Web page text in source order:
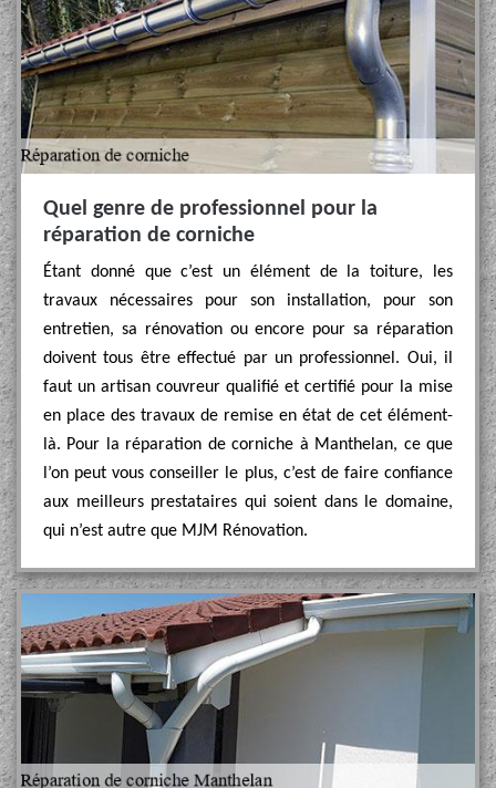
Quel genre de professionnel pour la
réparation de corniche
Étant donné que c’est un élément de la toiture, les
travaux nécessaires pour son installation, pour son
entretien, sa rénovation ou encore pour sa réparation
doivent tous être effectué par un professionnel. Oui, il
faut un artisan couvreur qualifié et certifié pour la mise
en place des travaux de remise en état de cet élément-
là. Pour la réparation de corniche à Manthelan, ce que
l’on peut vous conseiller le plus, c’est de faire confiance
aux meilleurs prestataires qui soient dans le domaine,
qui n’est autre que MJM Rénovation.